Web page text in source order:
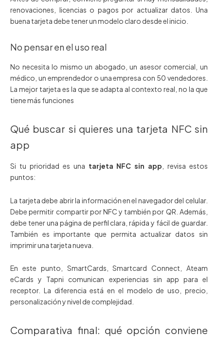
renovaciones, licencias o pagos por actualizar datos. Una
buena tarjeta debe tener un modelo claro desde el inicio.
No pensar en el uso real
No necesita lo mismo un abogado, un asesor comercial, un
médico, un emprendedor o una empresa con 50 vendedores.
La mejor tarjeta es la que se adapta al contexto real, no la que
tiene más funciones
Qué buscar si quieres una tarjeta NFC sin
app
Si tu prioridad es una tarjeta NFC sin app , revisa estos
puntos:
La tarjeta debe abrir la información en el navegador del celular.
Debe permitir compartir por NFC y también por QR. Además,
debe tener una página de perfil clara, rápida y fácil de guardar.
También es importante que permita actualizar datos sin
imprimir una tarjeta nueva.
En este punto, SmartCards, Smartcard Connect, Ateam
eCards y Tapni comunican experiencias sin app para el
receptor. La diferencia está en el modelo de uso, precio,
personalización y nivel de complejidad.
Comparativa final: qué opción conviene